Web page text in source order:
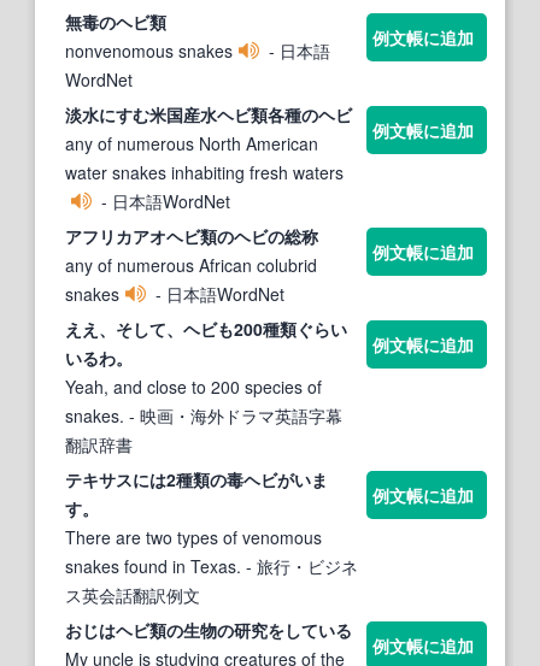
無毒のヘビ類
nonvenomous snakes
- 日本語
WordNet
例文帳に追加
淡水にすむ米国産水ヘビ類各種のヘビ
any of numerous North American
water snakes inhabiting fresh waters
- 日本語WordNet
例文帳に追加
アフリカアオヘビ類のヘビの総称
any of numerous African colubrid
snakes
- 日本語WordNet
例文帳に追加
ええ、そして、 ヘビも200種類ぐらい
いるわ。
Yeah, and close to 200 species of
snakes. - 映画・海外ドラマ英語字幕
翻訳辞書
例文帳に追加
テキサスには2種類の毒ヘビがいま
す。
There are two types of venomous
snakes found in Texas. - 旅行・ビジネ
ス英会話翻訳例文
例文帳に追加
おじはヘビ類の生物の研究をしている
My uncle is studying creatures of the
例文帳に追加